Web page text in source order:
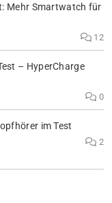
Mehr Smartwatch für
12
– HyperCharge
0
im Test
2